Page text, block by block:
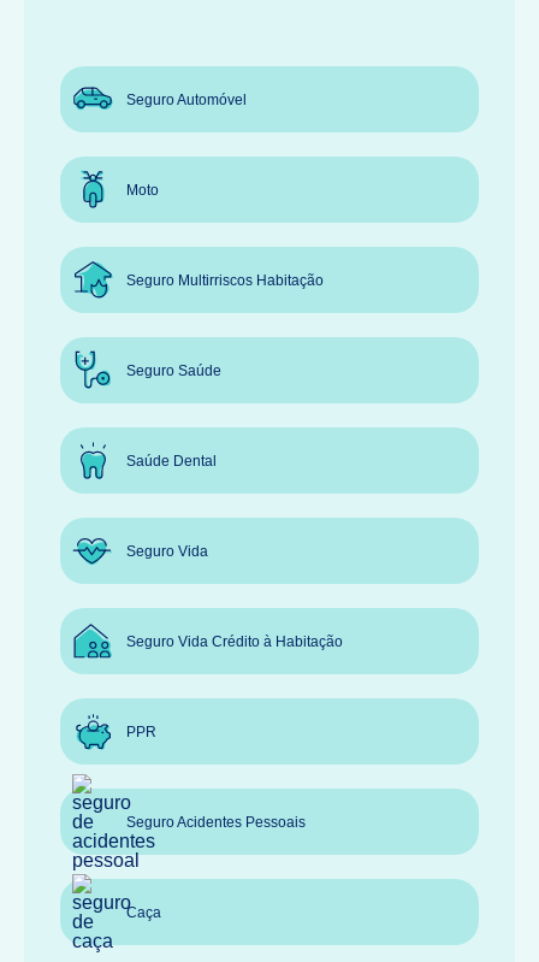
Seguro Automóvel
Moto
Seguro Multirriscos Habitação
Seguro Saúde
Saúde Dental
Seguro Vida
Seguro Vida Crédito à Habitação
PPR
Seguro Acidentes Pessoais
Caça